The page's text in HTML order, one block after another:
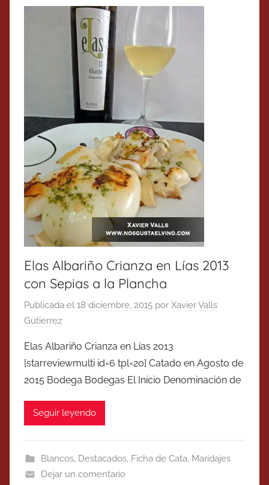
Elas Albariño Crianza en Lías 2013
con Sepias a la Plancha
Publicada el 18 diciembre, 2015 por Xavier Valls
Gutierrez
Elas Albariño Crianza en Lías 2013
[starreviewmulti id=6 tpl=20] Catado en Agosto de
2015 Bodega Bodegas El Inicio Denominación de
Seguir leyendo
Blancos, Destacados, Ficha de Cata, Maridajes
Dejar un comentario